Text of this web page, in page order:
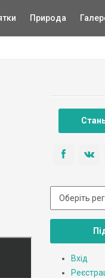
Природа
Вхід